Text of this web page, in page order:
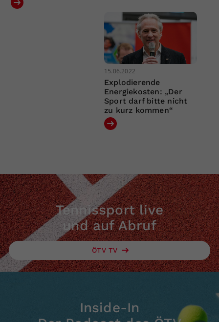
15.06.2022
Explodierende
Energiekosten: „Der
Sport darf bitte nicht
zu kurz kommen“
Tennissport live
und auf Abruf
ÖTV TV
Inside-In